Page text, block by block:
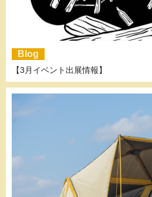
Blog
【3月イベント出展情報】